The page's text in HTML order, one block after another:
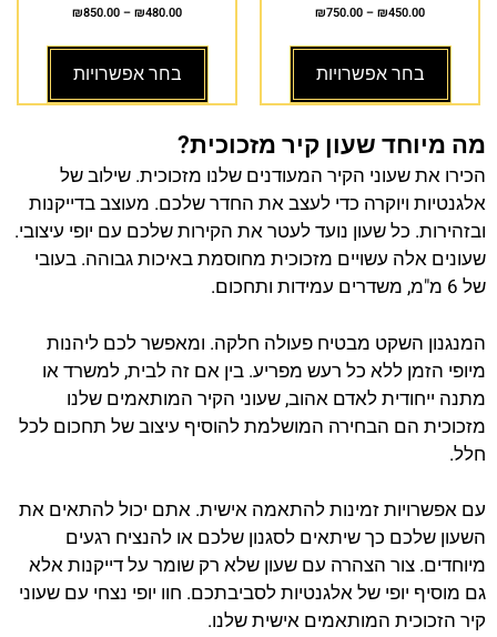
₪450.00
–
₪750.00
בחר אפשרויות
₪480.00
–
₪850.00
בחר אפשרויות
מה מיוחד שעון קיר מזכוכית?
הכירו את שעוני הקיר המעודנים שלנו מזכוכית. שילוב של
אלגנטיות ויוקרה כדי לעצב את החדר שלכם. מעוצב בדייקנות
ובזהירות. כל שעון נועד לעטר את הקירות שלכם עם יופי עיצובי.
שעונים אלה עשויים מזכוכית מחוסמת באיכות גבוהה. בעובי
של 6 מ"מ, משדרים עמידות ותחכום.
המנגנון השקט מבטיח פעולה חלקה. ומאפשר לכם ליהנות
מיופי הזמן ללא כל רעש מפריע. בין אם זה לבית, למשרד או
מתנה ייחודית לאדם אהוב, שעוני הקיר המותאמים שלנו
מזכוכית הם הבחירה המושלמת להוסיף עיצוב של תחכום לכל
חלל.
עם אפשרויות זמינות להתאמה אישית. אתם יכול להתאים את
השעון שלכם כך שיתאים לסגנון שלכם או להנציח רגעים
מיוחדים. צור הצהרה עם שעון שלא רק שומר על דייקנות אלא
גם מוסיף יופי של אלגנטיות לסביבתכם. חוו יופי נצחי עם שעוני
קיר הזכוכית המותאמים אישית שלנו.